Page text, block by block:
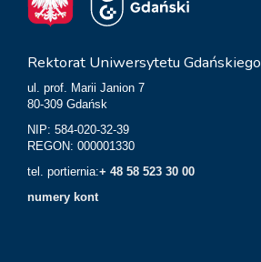
Rektorat Uniwersytetu Gdańskiego
ul. prof. Marii Janion 7
80-309 Gdańsk
NIP: 584-020-32-39
REGON: 000001330
tel. portiernia:+ 48 58 523 30 00
numery kont